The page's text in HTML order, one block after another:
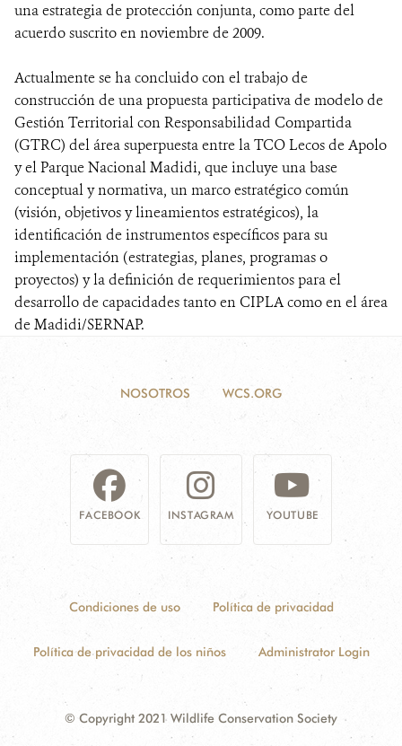
una estrategia de protección conjunta, como parte del
acuerdo suscrito en noviembre de 2009.
Actualmente se ha concluido con el trabajo de
construcción de una propuesta participativa de modelo de
Gestión Territorial con Responsabilidad Compartida
(GTRC) del área superpuesta entre la TCO Lecos de Apolo
y el Parque Nacional Madidi, que incluye una base
conceptual y normativa, un marco estratégico común
(visión, objetivos y lineamientos estratégicos), la
identificación de instrumentos específicos para su
implementación (estrategias, planes, programas o
proyectos) y la definición de requerimientos para el
desarrollo de capacidades tanto en CIPLA como en el área
de Madidi/SERNAP.
NOSOTROS WCS.ORG
FACEBOOK INSTAGRAM YOUTUBE
Condiciones de uso Política de privacidad
Política de privacidad de los niños Administrator Login
© Copyright 2021 Wildlife Conservation Society